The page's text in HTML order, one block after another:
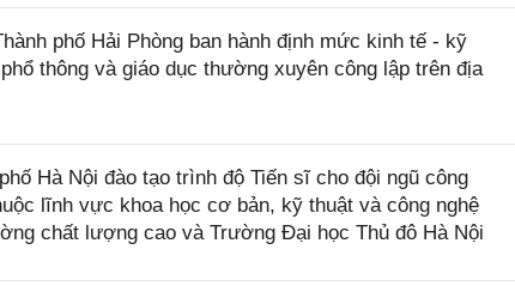
phố Hải Phòng ban hành định mức kinh tế - kỹ
thông và giáo dục thường xuyên công lập trên địa
Hà Nội đào tạo trình độ Tiến sĩ cho đội ngũ công
lĩnh vực khoa học cơ bản, kỹ thuật và công nghệ
chất lượng cao và Trường Đại học Thủ đô Hà Nội